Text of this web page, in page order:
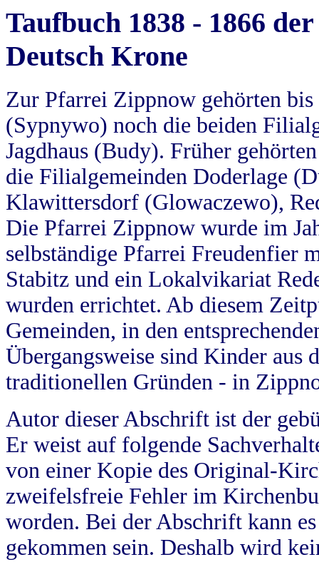
Taufbuch 1838 - 1866
Deutsch Krone
Zur Pfarrei Zippnow gehörten
(Sypnywo) noch die beiden
Jagdhaus (Budy). Früher
die Filialgemeinden Doderlage
Klawittersdorf (Glowaczewo),
Die Pfarrei Zippnow wurde im
selbständige Pfarrei Freudenfier
Stabitz und ein Lokalvikariat
wurden errichtet. Ab diesem
Gemeinden, in den
Übergangsweise sind Kinder aus
traditionellen Gründen - in
Autor dieser Abschrift ist der
Er weist auf folgende
von einer Kopie des Original-
zweifelsfreie Fehler im
worden. Bei der Abschrift kann
gekommen sein. Deshalb wird